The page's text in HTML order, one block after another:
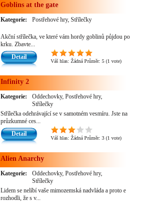
Goblins at the gate
Kategorie: Postřehové hry, Střílečky
Akční střílečka, ve které vám hordy goblinů půjdou po
krku. Zbavte...
Detail
Váš hlas: Žádná Průměr: 5 (1 vote)
Infinity 2
Kategorie:
Oddechovky, Postřehové hry,
Střílečky
Střílečka odehrávající se v samotném vesmíru. Jste na
průzkumné ces...
Detail
Váš hlas: Žádná Průměr: 3 (1 vote)
Alien Anarchy
Kategorie:
Oddechovky, Postřehové hry,
Střílečky
Lidem se nelíbí vaše mimozemská nadvláda a proto e
rozhodli, že s v...